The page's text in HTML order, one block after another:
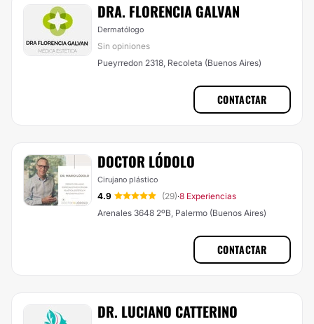
DRA. FLORENCIA GALVAN
Dermatólogo
Sin opiniones
Pueyrredon 2318, Recoleta (Buenos Aires)
CONTACTAR
DOCTOR LÓDOLO
Cirujano plástico
4.9 (29)·8 Experiencias
Arenales 3648 2ºB, Palermo (Buenos Aires)
CONTACTAR
DR. LUCIANO CATTERINO